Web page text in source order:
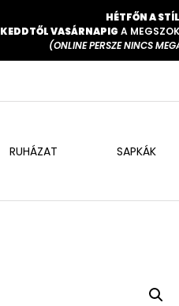
HÉTFŐN A
KEDDTŐL VASÁRNAPIG A
(ONLINE PERSZE NINCS
RUHÁZAT SAPKÁK